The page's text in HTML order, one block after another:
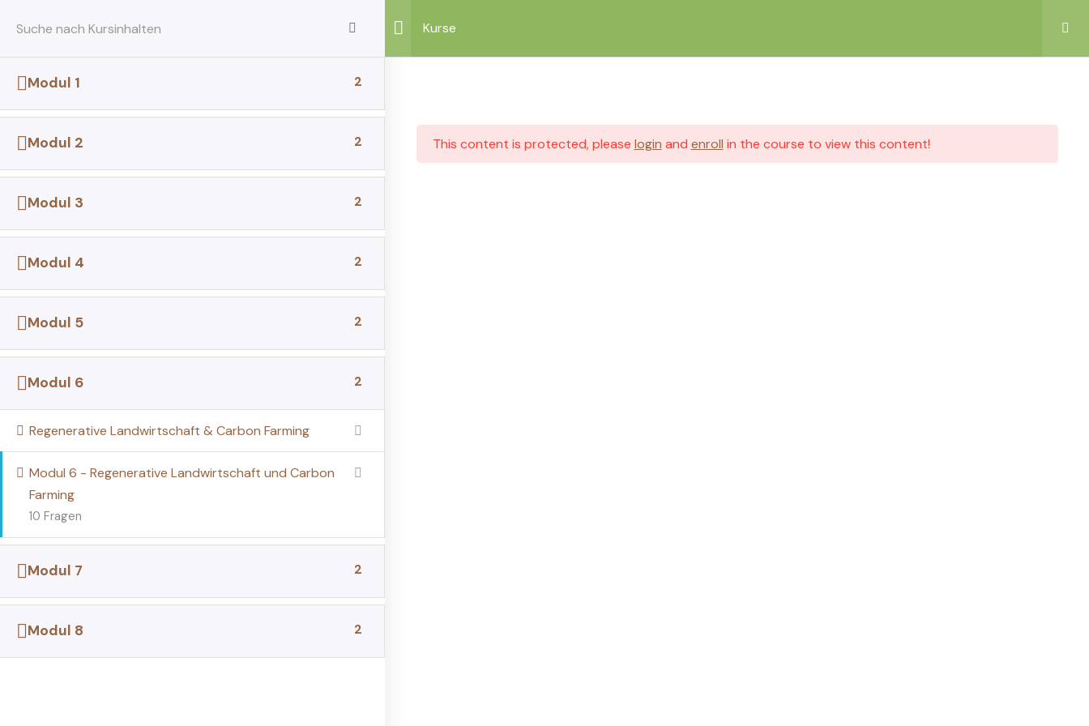
springen
Kurse
Modul 1 2
Modul 2 2
Modul 3 2
Modul 4 2
Modul 5 2
Modul 6 2
Regenerative Landwirtschaft & Carbon Farming
Modul 6 - Regenerative Landwirtschaft und Carbon
Farming
10 Fragen
Modul 7 2
Modul 8 2
This content is protected, please login and enroll in the course to view this content!